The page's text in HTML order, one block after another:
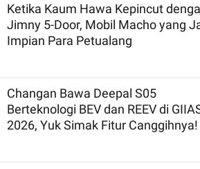
Ketika Kaum Hawa Kepincut
Jimny 5-Door, Mobil Macho yang
Impian Para Petualang
Changan Bawa Deepal S05
Berteknologi BEV dan REEV di
2026, Yuk Simak Fitur Canggihnya!